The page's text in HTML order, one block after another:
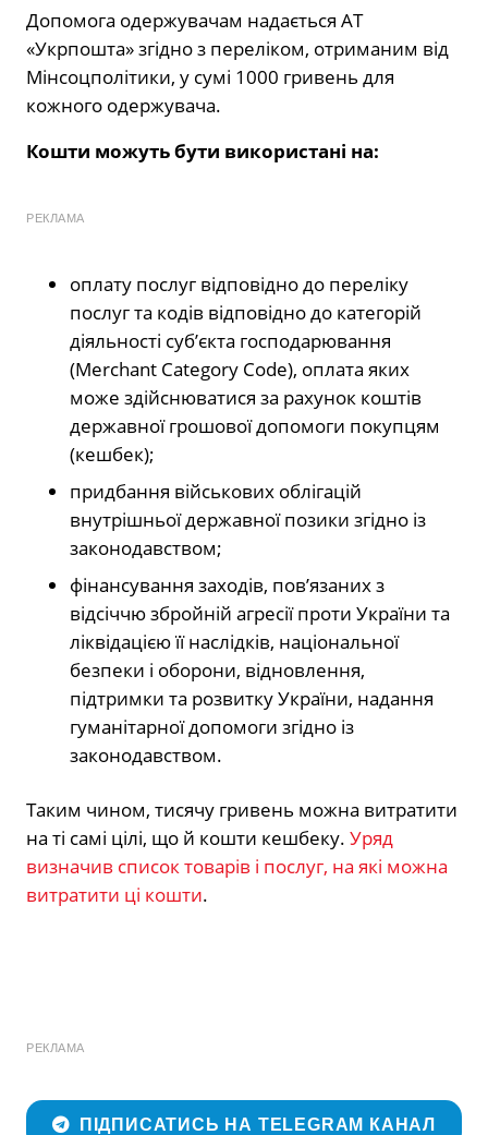
Допомога одержувачам надається АТ
«Укрпошта» згідно з переліком, отриманим від
Мінсоцполітики, у сумі 1000 гривень для
кожного одержувача.
Кошти можуть бути використані на:
РЕКЛАМА
оплату послуг відповідно до переліку
послуг та кодів відповідно до категорій
діяльності суб’єкта господарювання
(Merchant Category Code), оплата яких
може здійснюватися за рахунок коштів
державної грошової допомоги покупцям
(кешбек);
придбання військових облігацій
внутрішньої державної позики згідно із
законодавством;
фінансування заходів, пов’язаних з
відсіччю збройній агресії проти України та
ліквідацією її наслідків, національної
безпеки і оборони, відновлення,
підтримки та розвитку України, надання
гуманітарної допомоги згідно із
законодавством.
Таким чином, тисячу гривень можна витратити
на ті самі цілі, що й кошти кешбеку. Уряд
визначив список товарів і послуг, на які можна
витратити ці кошти.
РЕКЛАМА
ПІДПИСАТИСЬ НА TELEGRAM КАНАЛ